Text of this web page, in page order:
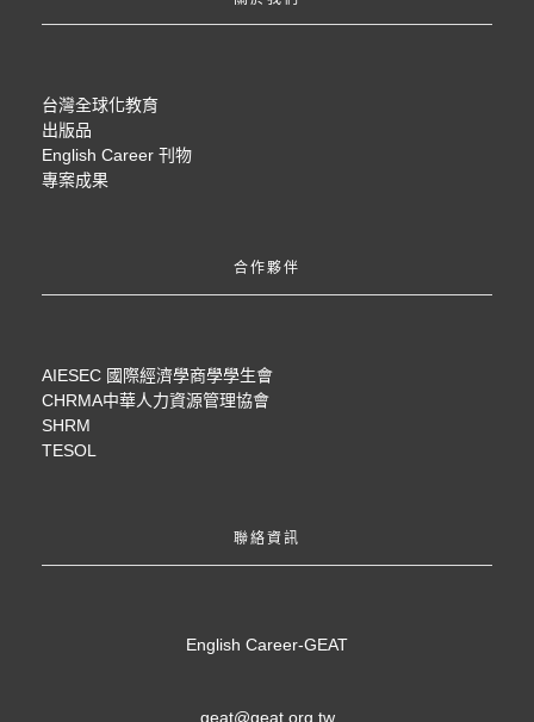
台灣全球化教育
出版品
English Career 刊物
專案成果
合作夥伴
AIESEC 國際經濟學商學學生會
CHRMA中華人力資源管理協會
SHRM
TESOL
聯絡資訊
English Career-GEAT
geat@geat.org.tw